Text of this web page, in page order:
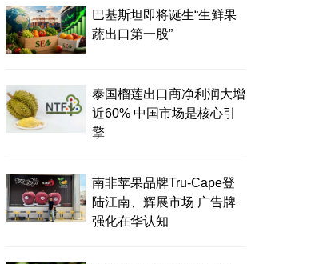
巴基斯坦即将诞生“生鲜果
蔬出口第一股”
泰国榴莲出口商净利润大增
近60% 中国市场是核心引
擎
南非苹果品牌Tru-Cape登
陆江南、辉展市场 广告牌
强化在华认知